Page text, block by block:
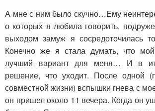
А мне с ним было скучно…Ему
о которых я любила говорить,
выходом замуж я сосредоточилась
Конечно же я стала думать, что
лучший вариант для меня… И в
решение, что уходит. После одной
совместной жизни) вспышки гнева с
он пришел около 11 вечера. Когда он